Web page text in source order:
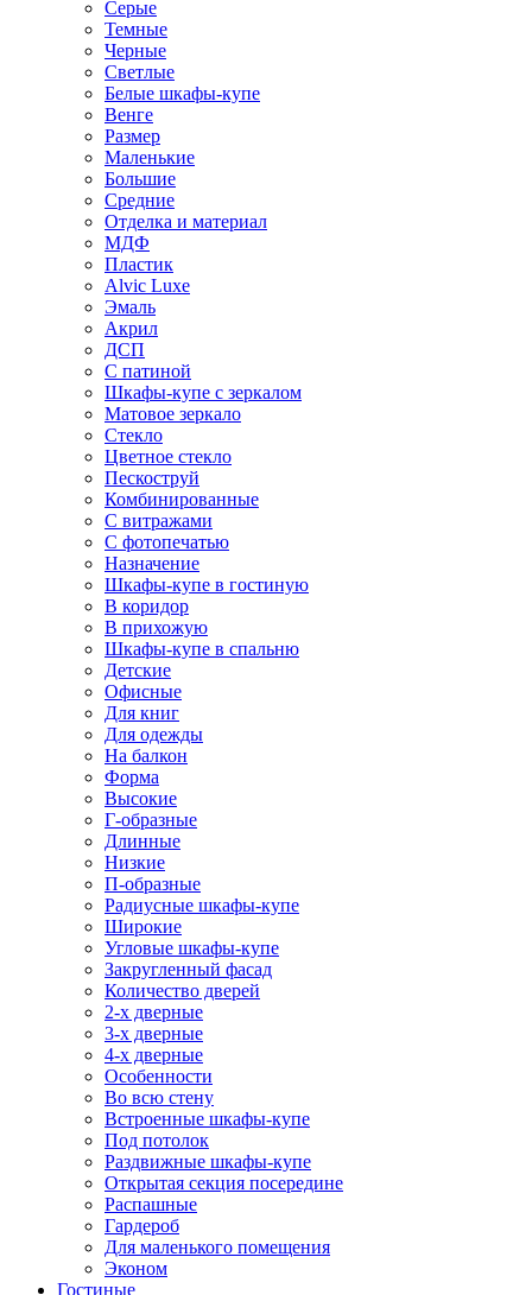
Серые
Темные
Черные
Светлые
Белые шкафы-купе
Венге
Размер
Маленькие
Большие
Средние
Отделка и материал
МДФ
Пластик
Alvic Luxe
Эмаль
Акрил
ДСП
С патиной
Шкафы-купе с зеркалом
Матовое зеркало
Стекло
Цветное стекло
Пескоструй
Комбинированные
С витражами
С фотопечатью
Назначение
Шкафы-купе в гостиную
В коридор
В прихожую
Шкафы-купе в спальню
Детские
Офисные
Для книг
Для одежды
На балкон
Форма
Высокие
Г-образные
Длинные
Низкие
П-образные
Радиусные шкафы-купе
Широкие
Угловые шкафы-купе
Закругленный фасад
Количество дверей
2-х дверные
3-х дверные
4-х дверные
Особенности
Во всю стену
Встроенные шкафы-купе
Под потолок
Раздвижные шкафы-купе
Открытая секция посередине
Распашные
Гардероб
Для маленького помещения
Эконом
Гостиные